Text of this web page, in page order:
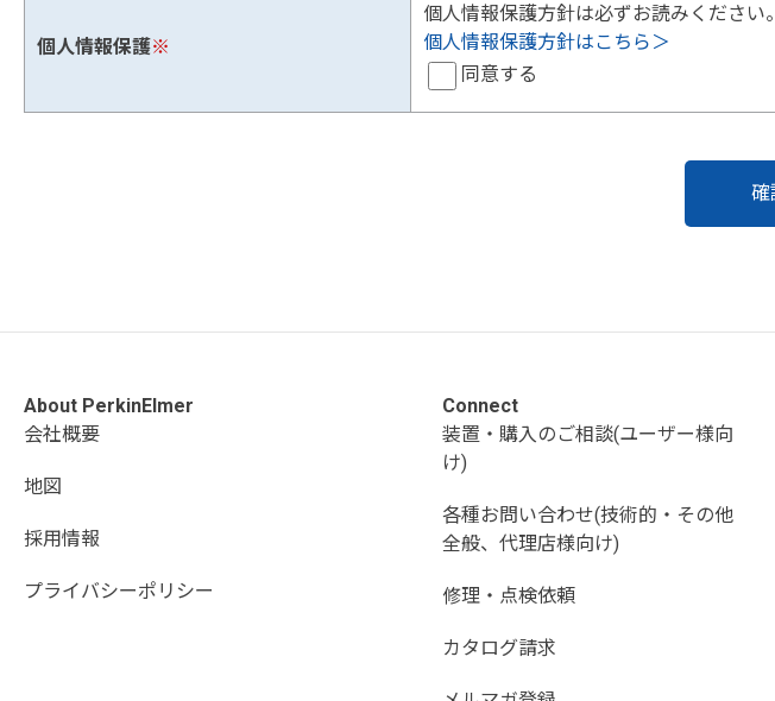
個人情報保護※
個人情報保護方針は必ずお読みください。
個人情報保護方針はこちら＞
同意する
About PerkinElmer
会社概要
地図
採用情報
プライバシーポリシー
Connect
装置・購入のご相談(ユーザー様向
け)
各種お問い合わせ(技術的・その他
全般、代理店様向け)
修理・点検依頼
カタログ請求